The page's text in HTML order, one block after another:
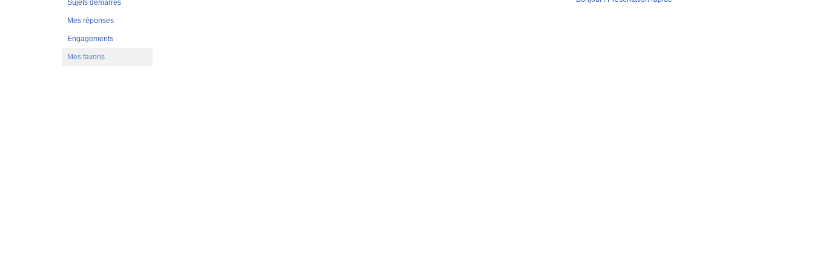
Sujets démarrés
Mes réponses
Engagements
Mes favoris